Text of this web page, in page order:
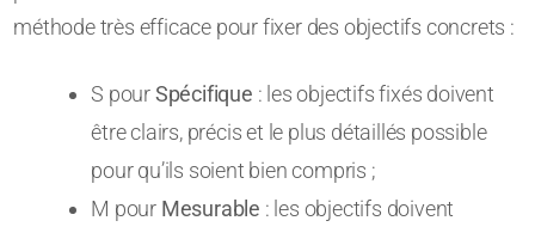
méthode très efficace pour fixer des objectifs concrets :
S pourSpécifique : les objectifs fixés doivent
être clairs, précis et le plus détaillés possible
pour qu’ils soient bien compris ;
M pour Mesurable : les objectifs doivent